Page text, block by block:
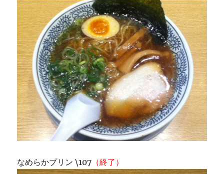
なめらかプリン \107 （終了）